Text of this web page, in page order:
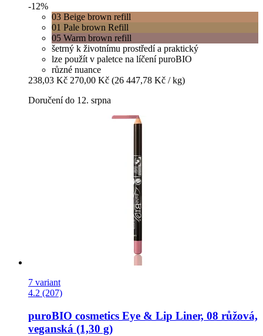
-12%
03 Beige brown refill
01 Pale brown Refill
05 Warm brown refill
šetrný k životnímu prostředí a praktický
lze použít v paletce na líčení puroBIO
různé nuance
238,03 Kč 270,00 Kč (26 447,78 Kč / kg)
Doručení do 12. srpna
7 variant
4.2 (207)
puroBIO cosmetics Eye & Lip Liner, 08 růžová,
veganská (1,30 g)